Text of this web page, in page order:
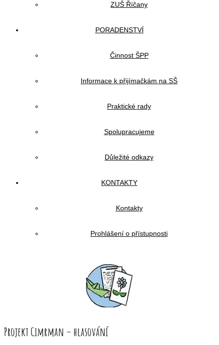
ZUŠ Říčany
PORADENSTVÍ
Činnost ŠPP
Informace k přijímačkám na SŠ
Praktické rady
Spolupracujeme
Důležité odkazy
KONTAKTY
Kontakty
Prohlášení o přístupnosti
Projekt Cimrman – hlasování